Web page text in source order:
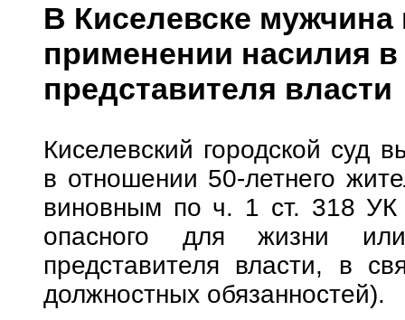
В Киселевске
применении насилия
представителя власти
Киселевский городской суд
в отношении 50-летнего
виновным по ч. 1 ст. 318
опасного для жизни
представителя власти, в
должностных обязанностей).